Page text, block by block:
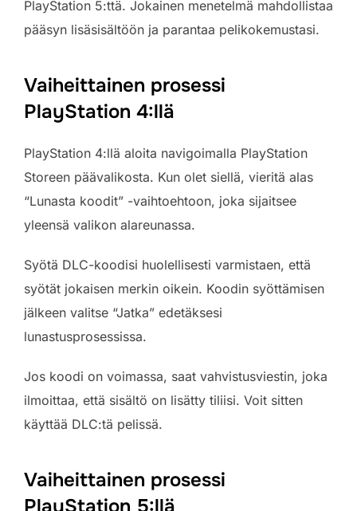
PlayStation 5:ttä. Jokainen menetelmä mahdollistaa
pääsyn lisäsisältöön ja parantaa pelikokemustasi.
Vaiheittainen prosessi
PlayStation 4:llä
PlayStation 4:llä aloita navigoimalla PlayStation
Storeen päävalikosta. Kun olet siellä, vieritä alas
“Lunasta koodit” -vaihtoehtoon, joka sijaitsee
yleensä valikon alareunassa.
Syötä DLC-koodisi huolellisesti varmistaen, että
syötät jokaisen merkin oikein. Koodin syöttämisen
jälkeen valitse “Jatka” edetäksesi
lunastusprosessissa.
Jos koodi on voimassa, saat vahvistusviestin, joka
ilmoittaa, että sisältö on lisätty tiliisi. Voit sitten
käyttää DLC:tä pelissä.
Vaiheittainen prosessi
PlayStation 5:llä